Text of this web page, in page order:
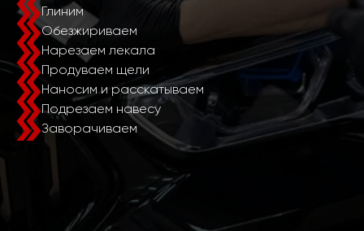
Глиним
Обезжириваем
Нарезаем лекала
Продуваем щели
Наносим и расскатываем
Подрезаем навесу
Заворачиваем